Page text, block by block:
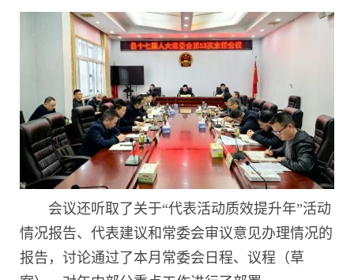
会议还听取了关于“代表活动质效提升年”活动
情况报告、代表建议和常委会审议意见办理情况的
报告，讨论通过了本月常委会日程、议程（草